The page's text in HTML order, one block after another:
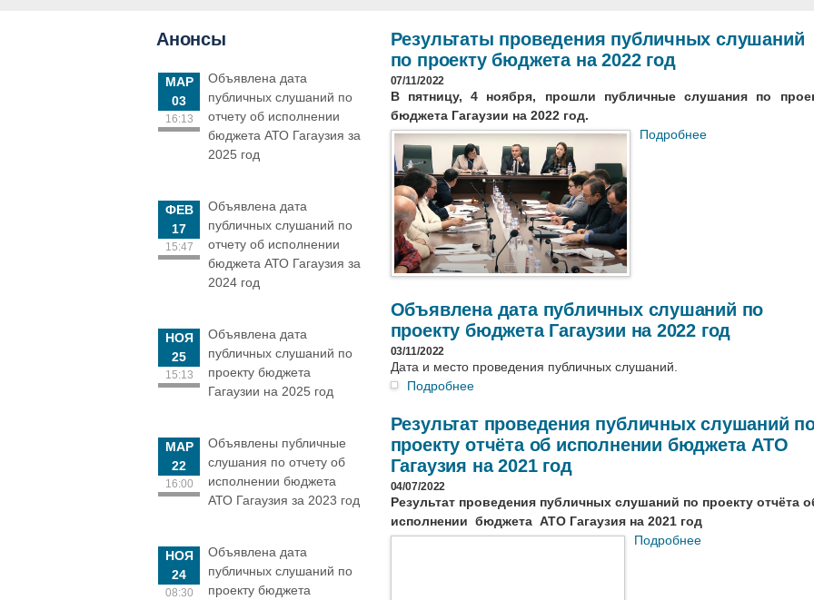
Анонсы
МАР
03
16:13
Объявлена дата
публичных слушаний по
отчету об исполнении
бюджета АТО Гагаузия за
2025 год
ФЕВ
17
15:47
Объявлена дата
публичных слушаний по
отчету об исполнении
бюджета АТО Гагаузия за
2024 год
НОЯ
25
15:13
Объявлена дата
публичных слушаний по
проекту бюджета
Гагаузии на 2025 год
МАР
22
16:00
Объявлены публичные
слушания по отчету об
исполнении бюджета
АТО Гагаузия за 2023 год
НОЯ
24
08:30
Объявлена дата
публичных слушаний по
проекту бюджета
Результаты проведения публичных слушаний
по проекту бюджета на 2022 год
07/11/2022
В пятницу, 4 ноября, прошли публичные слушания по
бюджета Гагаузии на 2022 год.
Подробнее
Объявлена дата публичных слушаний по
проекту бюджета Гагаузии на 2022 год
03/11/2022
Дата и место проведения публичных слушаний.
Подробнее
Результат проведения публичных слушаний
проекту отчёта об исполнении бюджета АТО
Гагаузия на 2021 год
04/07/2022
Результат проведения публичных слушаний по проекту отчёта
исполнении бюджета АТО Гагаузия на 2021 год
Подробнее